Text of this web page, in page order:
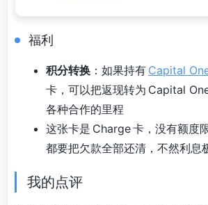
福利
积分转换 ：如果持有 Capital
卡，可以把返现转为 Capital
各种合作的里程
这张卡是 Charge 卡，没有额度
都要把欠款全部还清，不然利息
我的点评